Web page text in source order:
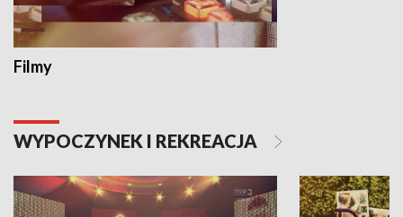
Filmy
WYPOCZYNEK I REKREACJA